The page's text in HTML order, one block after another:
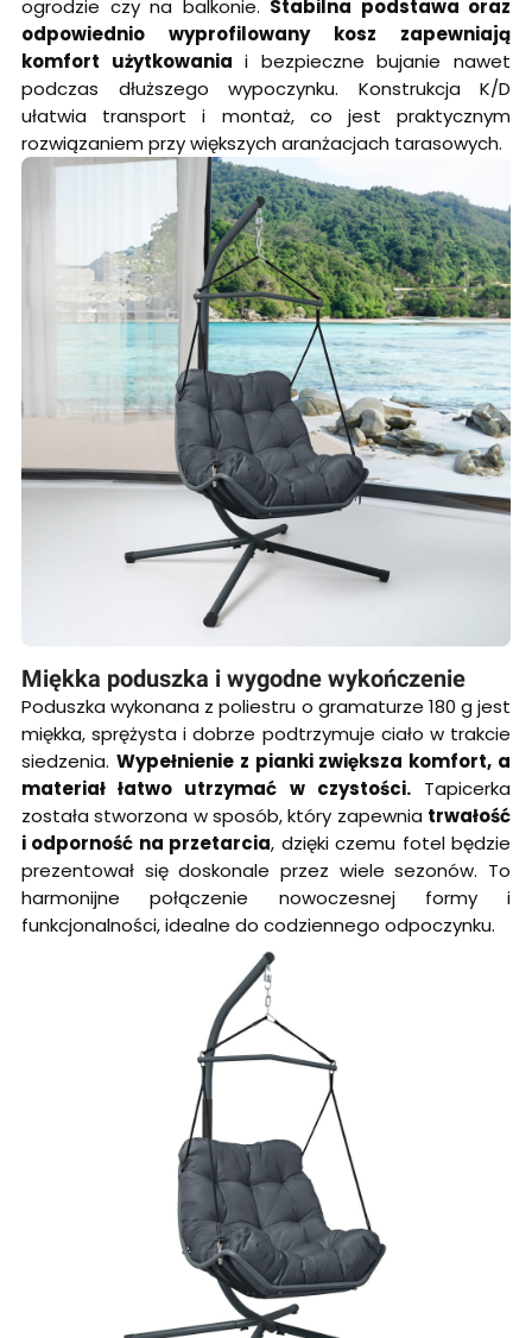
ogrodzie czy na balkonie. Stabilna podstawa oraz
odpowiednio wyprofilowany kosz zapewniają
komfort użytkowania i bezpieczne bujanie nawet
podczas dłuższego wypoczynku. Konstrukcja K/D
ułatwia transport i montaż, co jest praktycznym
rozwiązaniem przy większych aranżacjach tarasowych.
Miękka poduszka i wygodne wykończenie
Poduszka wykonana z poliestru o gramaturze 180 g jest
miękka, sprężysta i dobrze podtrzymuje ciało w trakcie
siedzenia. Wypełnienie z pianki zwiększa komfort, a
materiał łatwo utrzymać w czystości.Tapicerka
została stworzona w sposób, który zapewnia trwałość
i odporność na przetarcia, dzięki czemu fotel będzie
prezentował się doskonale przez wiele sezonów. To
harmonijne połączenie nowoczesnej formy i
funkcjonalności, idealne do codziennego odpoczynku.